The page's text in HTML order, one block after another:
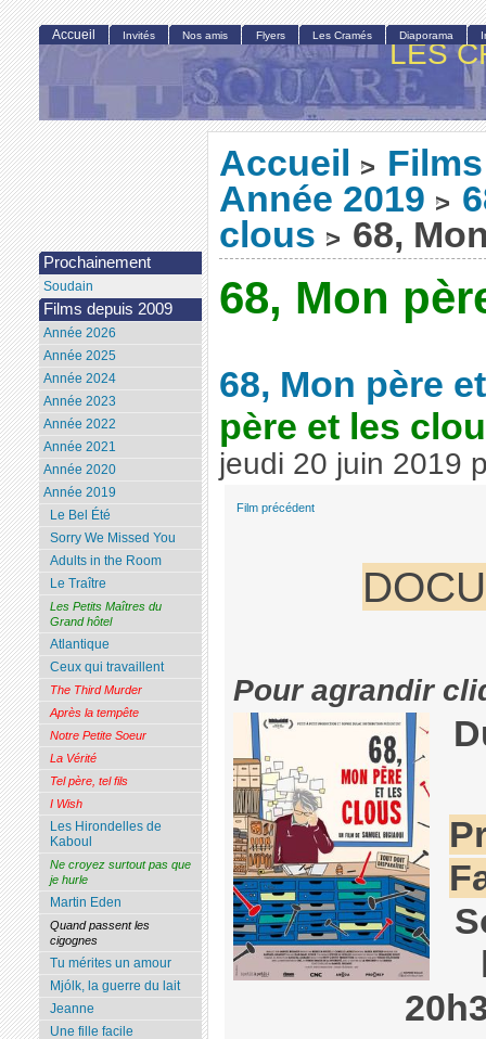
LES
Accueil >
Année 2019 >
clous > 68,
68, Mon
68, Mon père
père et les
jeudi 20 juin 2019
Film précédent
Pour agrandir
Accueil Invités Nos amis Flyers Les Cramés Diaporama
Prochainement
Soudain
Films depuis 2009
Année 2026
Année 2025
Année 2024
Année 2023
Année 2022
Année 2021
Année 2020
Année 2019
Le Bel Été
Sorry We Missed You
Adults in the Room
Le Traître
Les Petits Maîtres du
Grand hôtel
Atlantique
Ceux qui travaillent
The Third Murder
Après la tempête
Notre Petite Soeur
La Vérité
Tel père, tel fils
I Wish
Les Hirondelles de
Kaboul
Ne croyez surtout pas que
je hurle
Martin Eden
Quand passent les
cigognes
Tu mérites un amour
Mjólk, la guerre du lait
Jeanne
Une fille facile